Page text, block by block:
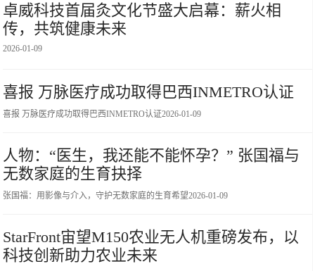
卓威科技首届灸文化节盛大启幕：薪火相
传，共筑健康未来
2026-01-09
喜报 万脉医疗成功取得巴西INMETRO认证
喜报 万脉医疗成功取得巴西INMETRO认证2026-01-09
人物：“医生，我还能不能怀孕？” 张国福与
无数家庭的生育抉择
张国福：用影像与介入，守护无数家庭的生育希望2026-01-09
StarFront宙望M150农业无人机重磅发布，以
科技创新助力农业未来